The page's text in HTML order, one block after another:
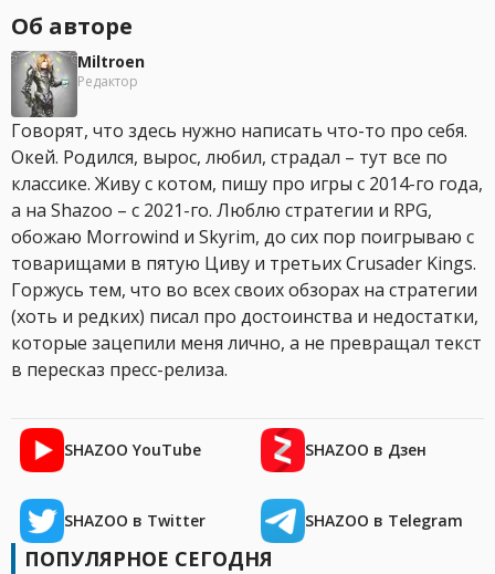
Об авторе
Miltroen
Редактор
Говорят, что здесь нужно написать что-то про себя.
Окей. Родился, вырос, любил, страдал – тут все по
классике. Живу с котом, пишу про игры с 2014-го года,
а на Shazoo – с 2021-го. Люблю стратегии и RPG,
обожаю Morrowind и Skyrim, до сих пор поигрываю с
товарищами в пятую Циву и третьих Crusader Kings.
Горжусь тем, что во всех своих обзорах на стратегии
(хоть и редких) писал про достоинства и недостатки,
которые зацепили меня лично, а не превращал текст
в пересказ пресс-релиза.
SHAZOO YouTube SHAZOO в Дзен
SHAZOO в Twitter SHAZOO в Telegram
ПОПУЛЯРНОЕ СЕГОДНЯ